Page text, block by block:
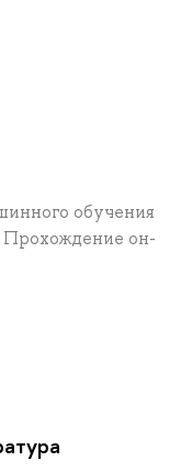
обучения
Прохождение он-